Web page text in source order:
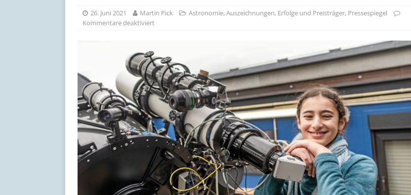
26. Juni 2021 Martin Pick Astronomie,Auszeichnungen, Erfolge und Preisträger, Pressespiegel
Kommentare deaktiviert